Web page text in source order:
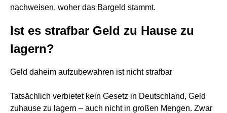
nachweisen, woher das Bargeld stammt.
Ist es strafbar Geld zu Hause zu
lagern?
Geld daheim aufzubewahren ist nicht strafbar
Tatsächlich verbietet kein Gesetz in Deutschland, Geld
zuhause zu lagern – auch nicht in großen Mengen. Zwar